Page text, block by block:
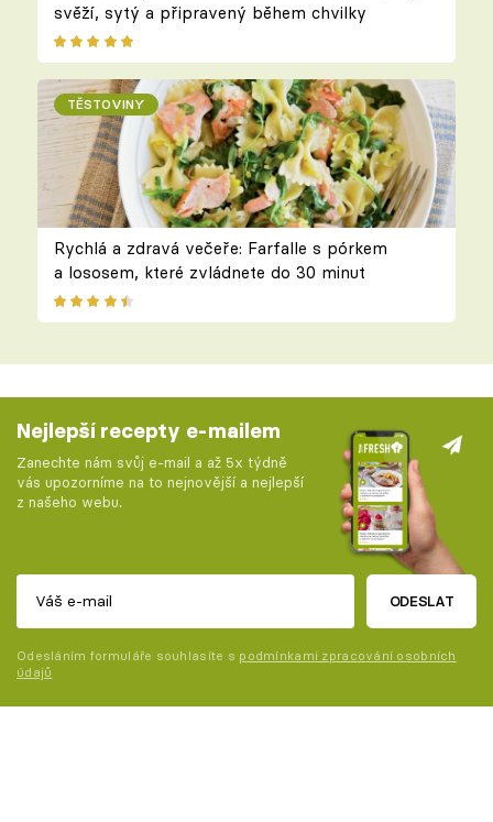
svěží, sytý a připravený během chvilky
TĚSTOVINY
Rychlá a zdravá večeře: Farfalle s pórkem
a lososem, které zvládnete do 30 minut
Nejlepší recepty e-mailem
Zanechte nám svůj e-mail a až 5x týdně
vás upozorníme na to nejnovější a nejlepší
z našeho webu.
ODESLAT
Odesláním formuláře souhlasíte s podmínkami zpracování osobních
údajů